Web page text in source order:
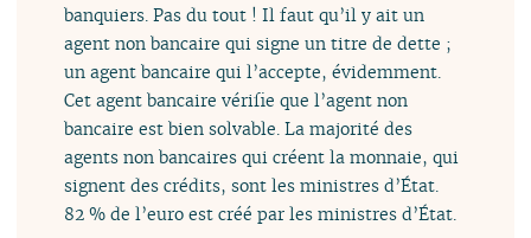
banquiers. Pas du tout ! Il faut qu’il y ait un
agent non bancaire qui signe un titre de dette ;
un agent bancaire qui l’accepte, évidemment.
Cet agent bancaire vérifie que l’agent non
bancaire est bien solvable. La majorité des
agents non bancaires qui créent la monnaie, qui
signent des crédits, sont les ministres d’État.
82 % de l’euro est créé par les ministres d’État.